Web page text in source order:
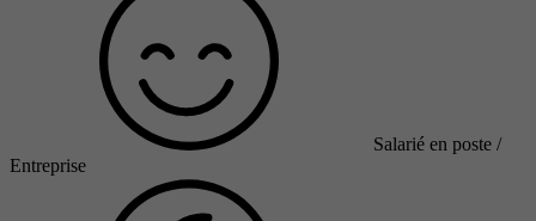
Salarié en poste /
Entreprise